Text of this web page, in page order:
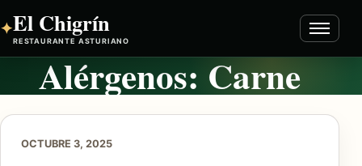
✦El Chigrín
RESTAURANTE ASTURIANO
Abrir
menú
Inicio
Alérgenos: Carne
OCTUBRE 3, 2025